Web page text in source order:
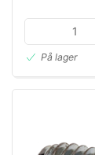
På lager